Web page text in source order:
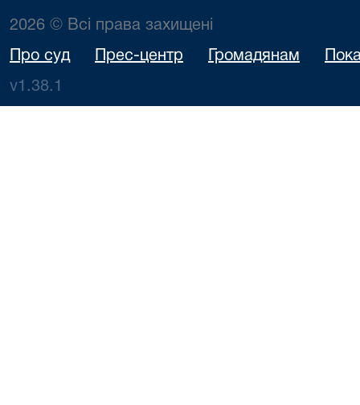
2026 © Всі права захищені
Про суд Прес-центр Громадянам
v1.38.1